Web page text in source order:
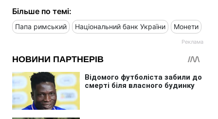
Більше по темі:
Папа римський Національний банк України Монети